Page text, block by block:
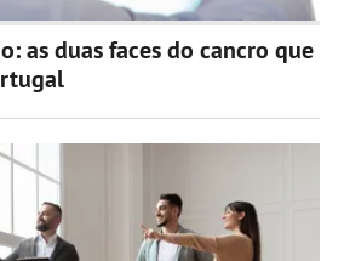
as duas faces do cancro que